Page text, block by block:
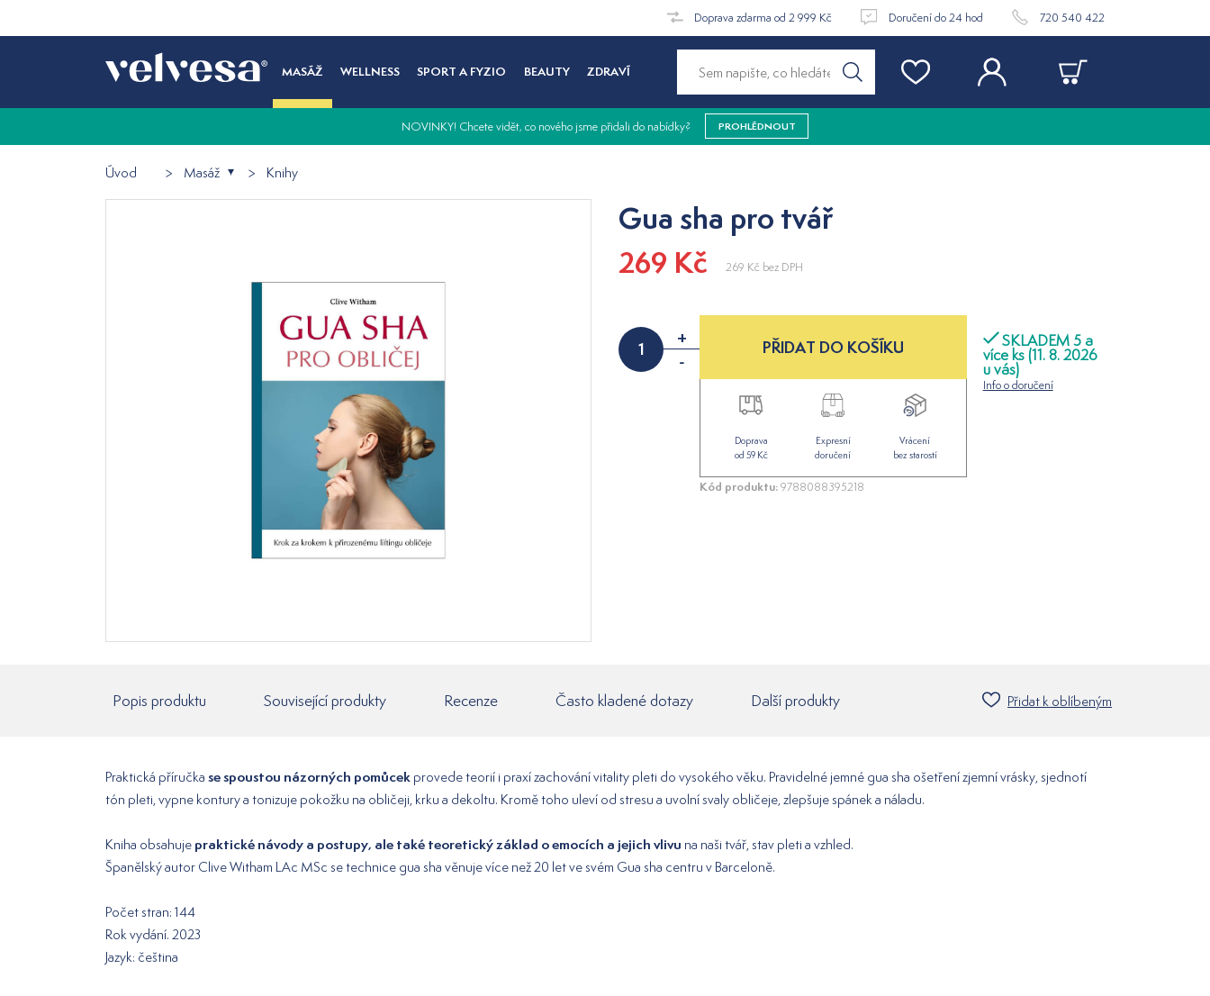
Doprava zdarma od 2 999 Kč Doručení do 24 hod 720 540 422
MASÁŽ WELLNESS SPORT A FYZIO BEAUTY ZDRAVÍ
NOVINKY! Chcete vidět, co nového jsme přidali do nabídky? PROHLÉDNOUT
Úvod Masáž Knihy
Gua sha pro tvář
269 Kč
269 Kč bez DPH
+
-
SKLADEM 5 a
více ks (11. 8. 2026
u vás)
Info o doručení
PŘIDAT DO KOŠÍKU
Doprava
od 59 Kč
Expresní
doručení
Vrácení
bez starostí
Kód produktu:9788088395218
Popis produktu Související produkty Recenze Často kladené dotazy Další produkty Přidat k oblíbeným
Praktická příručka se spoustou názorných pomůcek provede teorií i praxí zachování vitality pleti do vysokého věku. Pravidelné jemné gua sha ošetření zjemní vrásky, sjednotí
tón pleti, vypne kontury a tonizuje pokožku na obličeji, krku a dekoltu. Kromě toho uleví od stresu a uvolní svaly obličeje, zlepšuje spánek a náladu.
Kniha obsahuje praktické návody a postupy, ale také teoretický základ o emocích a jejich vlivu na naši tvář, stav pleti a vzhled.
Španělský autor Clive Witham LAc MSc se technice gua sha věnuje více než 20 let ve svém Gua sha centru v Barceloně.
Počet stran: 144
Rok vydání. 2023
Jazyk: čeština